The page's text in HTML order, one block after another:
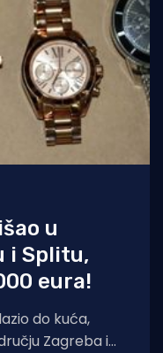
u
i Splitu,
eura!
do kuća,
Zagreba i